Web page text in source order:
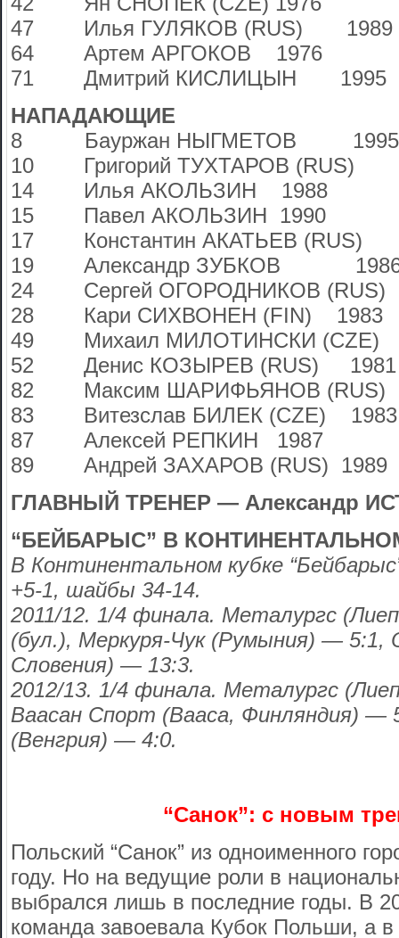
47 Илья ГУЛЯКОВ (RUS) 1989
64 Артем АРГОКОВ 1976
71 Дмитрий КИСЛИЦЫН 1995
НАПАДАЮЩИЕ
8 Бауржан НЫГМЕТОВ 1995
10 Григорий ТУХТАРОВ (RUS)
14 Илья АКОЛЬЗИН 1988
15 Павел АКОЛЬЗИН 1990
17 Константин АКАТЬЕВ (RUS)
19 Александр ЗУБКОВ
24 Сергей ОГОРОДНИКОВ (RUS)
28 Кари СИХВОНЕН (FIN) 1983
49 Михаил МИЛОТИНСКИ (CZE)
52 Денис КОЗЫРЕВ (RUS) 1981
82 Максим ШАРИФЬЯНОВ (RUS)
83 Витезслав БИЛЕК (CZE) 1983
87 Алексей РЕПКИН 1987
89 Андрей ЗАХАРОВ (RUS) 1989
ГЛАВНЫЙ ТРЕНЕР — Александр
“БЕЙБАРЫС” В
В Континентальном кубке
+5-1, шайбы 34-14.
2011/12. 1/4 финала. Металургс
(бул.), Меркуря-Чук (Румыния) — 5:1,
Словения) — 13:3.
2012/13. 1/4 финала. Металургс
Ваасан Спорт (Вааса, Финляндия) —
(Венгрия) — 4:0.
“Санок”: с новым
Польский “Санок” из одноименного
году. Но на ведущие роли в
выбрался лишь в последние годы. В
команда завоевала Кубок Польши, а